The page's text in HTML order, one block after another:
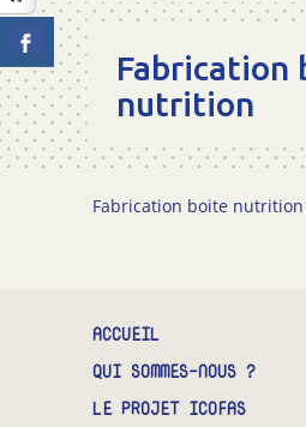
ACTIVITÉS
MÉTHODOLOGIE
TÉMOIGNAGES
CONTACT
Fabrication
nutrition
Fabrication boite nutrition
ACCUEIL
QUI SOMMES-NOUS ?
LE PROJET ICOFAS